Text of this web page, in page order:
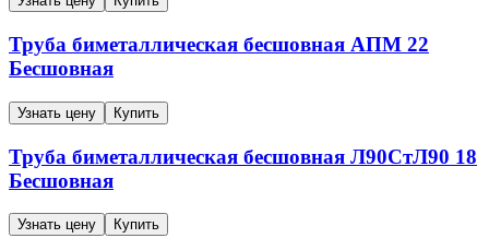
Труба биметаллическая бесшовная АПМ 22
Бесшовная
Узнать цену Купить
Труба биметаллическая бесшовная Л90СтЛ90 18
Бесшовная
Узнать цену Купить